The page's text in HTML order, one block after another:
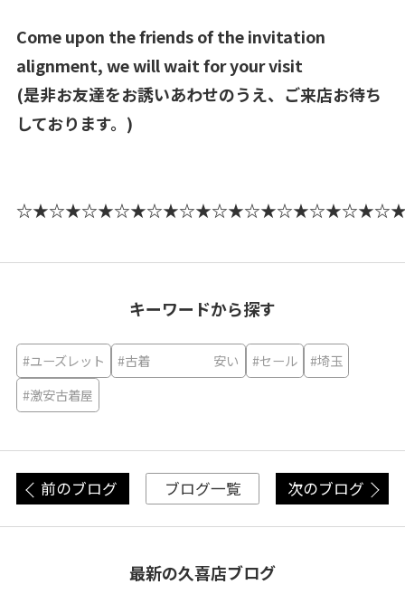
Come upon the friends of the invitation
alignment, we will wait for your visit
(是非お友達をお誘いあわせのうえ、ご来店お待ち
しております。)
キーワードから探す
#ユーズレット #古着 安い #セール
#埼玉
#激安古着屋
前のブログ ブログ一覧 次のブログ
最新の久喜店ブログ